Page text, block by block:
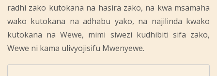
radhi zako kutokana na hasira zako, na kwa msamaha
wako kutokana na adhabu yako, na najilinda kwako
kutokana na Wewe, mimi siwezi kudhibiti sifa zako,
Wewe ni kama ulivyojisifu Mwenyewe.